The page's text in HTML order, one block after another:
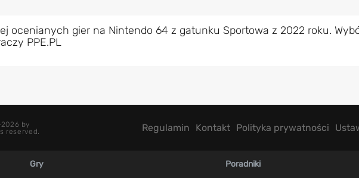
ocenianych gier na Nintendo 64 z gatunku Sportowa z 2022 roku.
PPE.PL
by
reserved.
Regulamin Kontakt Polityka prywatności
Gry Poradniki